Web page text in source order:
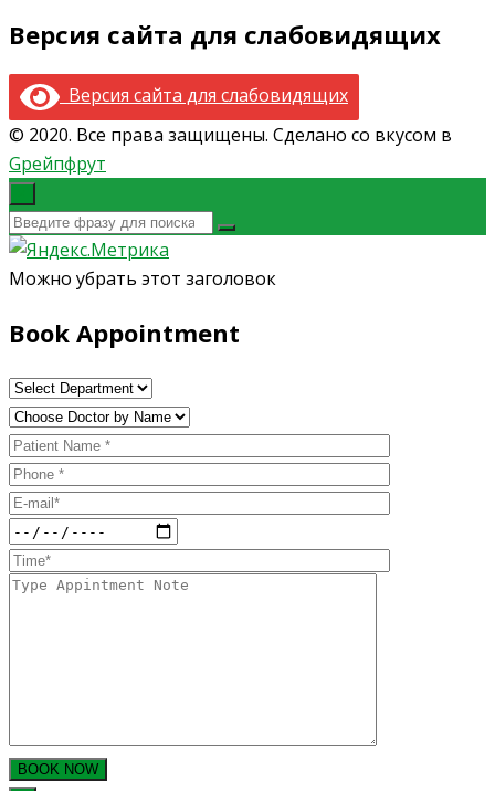
Версия сайта для слабовидящих
Версия сайта для слабовидящих
© 2020. Все права защищены. Сделано со вкусом в
Gрейпфрут
Можно убрать этот заголовок
Book Appointment